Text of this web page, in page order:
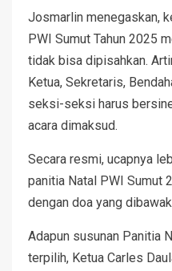
Josmarlin menegaskan,
PWI Sumut Tahun 2025
tidak bisa dipisahkan.
Ketua, Sekretaris,
seksi-seksi harus
acara dimaksud.
Secara resmi, ucapnya
panitia Natal PWI Sumut
dengan doa yang
Adapun susunan Panitia
terpilih, Ketua Carles